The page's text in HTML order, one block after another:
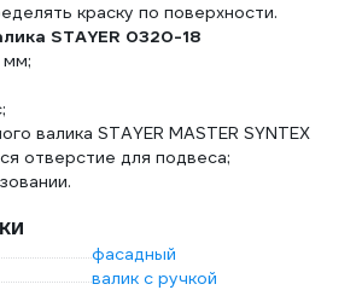
краску по поверхности.
STAYER 0320-18
мм;
валика STAYER MASTER SYNTEX
отверстие для подвеса;
фасадный
валик с ручкой